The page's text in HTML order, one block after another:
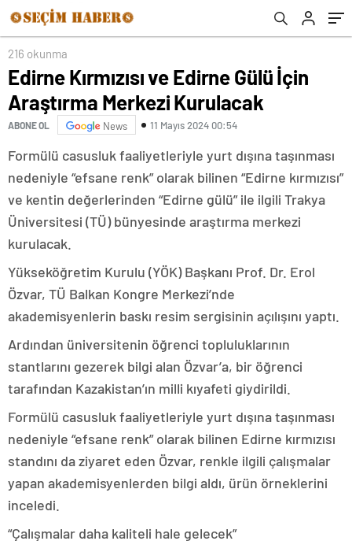
216 okunma
Edirne Kırmızısı ve Edirne Gülü İçin
Araştırma Merkezi Kurulacak
ABONE OL News 11 Mayıs 2024 00:54
Formülü casusluk faaliyetleriyle yurt dışına taşınması
nedeniyle “efsane renk” olarak bilinen “Edirne kırmızısı”
ve kentin değerlerinden “Edirne gülü” ile ilgili Trakya
Üniversitesi (TÜ) bünyesinde araştırma merkezi
kurulacak.
Yükseköğretim Kurulu (YÖK) Başkanı Prof. Dr. Erol
Özvar, TÜ Balkan Kongre Merkezi’nde
akademisyenlerin baskı resim sergisinin açılışını yaptı.
Ardından üniversitenin öğrenci topluluklarının
stantlarını gezerek bilgi alan Özvar’a, bir öğrenci
tarafından Kazakistan’ın milli kıyafeti giydirildi.
Formülü casusluk faaliyetleriyle yurt dışına taşınması
nedeniyle “efsane renk” olarak bilinen Edirne kırmızısı
standını da ziyaret eden Özvar, renkle ilgili çalışmalar
yapan akademisyenlerden bilgi aldı, ürün örneklerini
inceledi.
“Çalışmalar daha kaliteli hale gelecek”